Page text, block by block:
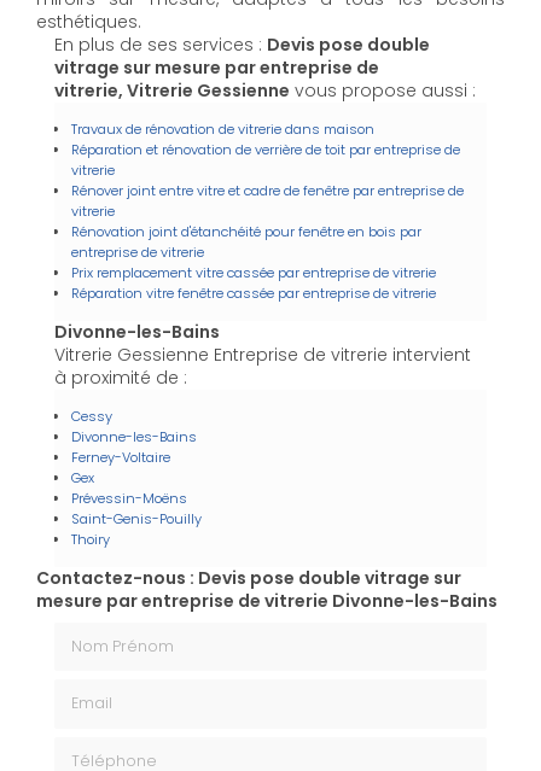
esthétiques.
En plus de ses services : Devis pose double
vitrage sur mesure par entreprise de
vitrerie, Vitrerie Gessienne vous propose aussi :
Travaux de rénovation de vitrerie dans maison
Réparation et rénovation de verrière de toit par entreprise de
vitrerie
Rénover joint entre vitre et cadre de fenêtre par entreprise de
vitrerie
Rénovation joint d'étanchéité pour fenêtre en bois par
entreprise de vitrerie
Prix remplacement vitre cassée par entreprise de vitrerie
Réparation vitre fenêtre cassée par entreprise de vitrerie
Divonne-les-Bains
Vitrerie Gessienne Entreprise de vitrerie intervient
à proximité de :
Cessy
Divonne-les-Bains
Ferney-Voltaire
Gex
Prévessin-Moëns
Saint-Genis-Pouilly
Thoiry
Contactez-nous : Devis pose double vitrage sur
mesure par entreprise de vitrerie Divonne-les-Bains